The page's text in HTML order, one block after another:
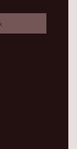
pas).
remplace